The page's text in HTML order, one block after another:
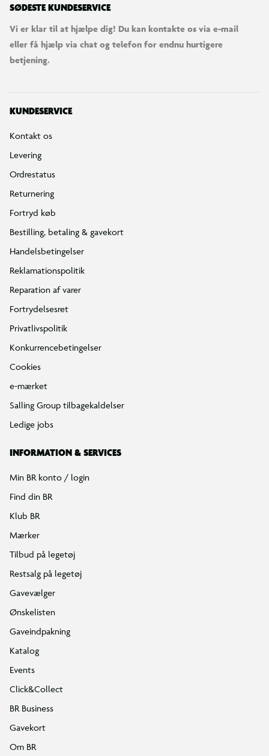
SØDESTE KUNDESERVICE
Vi er klar til at hjælpe dig! Du kan kontakte os via e-mail
eller få hjælp via chat og telefon for endnu hurtigere
betjening.
KUNDESERVICE
Kontakt os
Levering
Ordrestatus
Returnering
Fortryd køb
Bestilling, betaling & gavekort
Handelsbetingelser
Reklamationspolitik
Reparation af varer
Fortrydelsesret
Privatlivspolitik
Konkurrencebetingelser
Cookies
e-mærket
Salling Group tilbagekaldelser
Ledige jobs
INFORMATION & SERVICES
Min BR konto / login
Find din BR
Klub BR
Mærker
Tilbud på legetøj
Restsalg på legetøj
Gavevælger
Ønskelisten
Gaveindpakning
Katalog
Events
Click&Collect
BR Business
Gavekort
Om BR